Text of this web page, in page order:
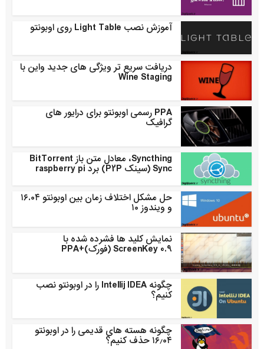
آموزش نصب Light Table روی اوبونتو
دریافت سریع تر ویژگی های جدید واین با
Wine Staging
PPA رسمی اوبونتو برای درایور های
گرافیک
Syncthing، معادل متن باز BitTorrent
Sync (سینک P2P) برد raspberry pi
حل مشکل اختلاف زمان بین اوبونتو ۱۶.۰۴
و ویندوز ۱۰
نمایش کلید ها فشرده شده با
ScreenKey 0.9 (فورک)+PPA
چگونه Intellij IDEA را در اوبونتو نصب
کنیم؟
چگونه هسته های قدیمی را در اوبونتو
۱۶٫۰۴ حذف کنیم؟